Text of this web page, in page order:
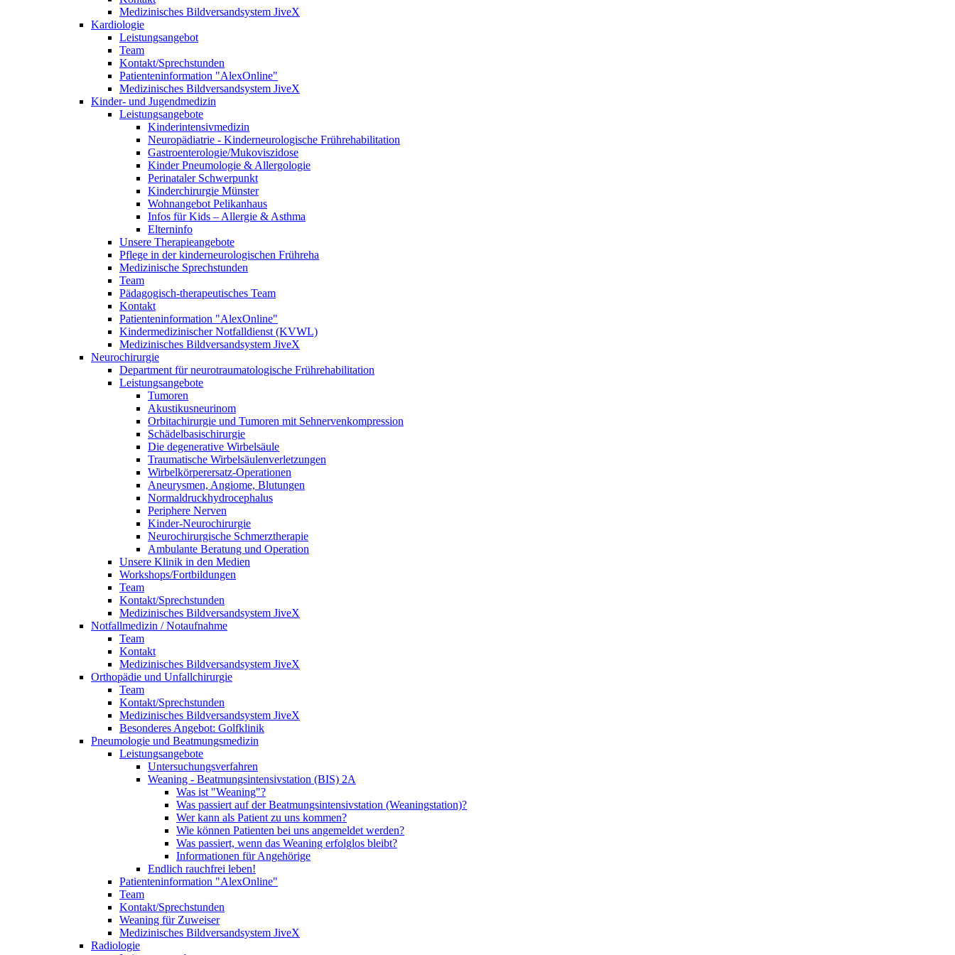
Medizinisches Bildversandsystem JiveX
Kardiologie
Leistungsangebot
Team
Kontakt/Sprechstunden
Patienteninformation "AlexOnline"
Medizinisches Bildversandsystem JiveX
Kinder- und Jugendmedizin
Leistungsangebote
Kinderintensivmedizin
Neuropädiatrie - Kinderneurologische Frührehabilitation
Gastroenterologie/Mukoviszidose
Kinder Pneumologie & Allergologie
Perinataler Schwerpunkt
Kinderchirurgie Münster
Wohnangebot Pelikanhaus
Infos für Kids – Allergie & Asthma
Elterninfo
Unsere Therapieangebote
Pflege in der kinderneurologischen Frühreha
Medizinische Sprechstunden
Team
Pädagogisch-therapeutisches Team
Kontakt
Patienteninformation "AlexOnline"
Kindermedizinischer Notfalldienst (KVWL)
Medizinisches Bildversandsystem JiveX
Neurochirurgie
Department für neurotraumatologische Frührehabilitation
Leistungsangebote
Tumoren
Akustikusneurinom
Orbitachirurgie und Tumoren mit Sehnervenkompression
Schädelbasischirurgie
Die degenerative Wirbelsäule
Traumatische Wirbelsäulenverletzungen
Wirbelkörperersatz-Operationen
Aneurysmen, Angiome, Blutungen
Normaldruckhydrocephalus
Periphere Nerven
Kinder-Neurochirurgie
Neurochirurgische Schmerztherapie
Ambulante Beratung und Operation
Unsere Klinik in den Medien
Workshops/Fortbildungen
Team
Kontakt/Sprechstunden
Medizinisches Bildversandsystem JiveX
Notfallmedizin / Notaufnahme
Team
Kontakt
Medizinisches Bildversandsystem JiveX
Orthopädie und Unfallchirurgie
Team
Kontakt/Sprechstunden
Medizinisches Bildversandsystem JiveX
Besonderes Angebot: Golfklinik
Pneumologie und Beatmungsmedizin
Leistungsangebote
Untersuchungsverfahren
Weaning - Beatmungsintensivstation (BIS) 2A
Was ist "Weaning"?
Was passiert auf der Beatmungsintensivstation (Weaningstation)?
Wer kann als Patient zu uns kommen?
Wie können Patienten bei uns angemeldet werden?
Was passiert, wenn das Weaning erfolglos bleibt?
Informationen für Angehörige
Endlich rauchfrei leben!
Patienteninformation "AlexOnline"
Team
Kontakt/Sprechstunden
Weaning für Zuweiser
Medizinisches Bildversandsystem JiveX
Radiologie